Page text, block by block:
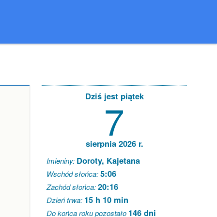
Dziś jest piątek
7
sierpnia 2026 r.
Imieniny: Doroty, Kajetana
Wschód słońca:5:06
Zachód słońca:20:16
Dzień trwa: 15 h 10 min
Do końca roku pozostało 146 dni